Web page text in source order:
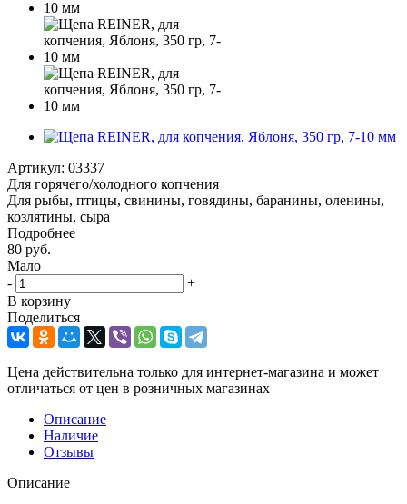
Артикул: 03337
Для горячего/холодного копчения
Для рыбы, птицы, свинины, говядины, баранины, оленины,
козлятины, сыра
Подробнее
80 руб.
Мало
-
+
В корзину
Поделиться
Цена действительна только для интернет-магазина и может
отличаться от цен в розничных магазинах
Описание
Наличие
Отзывы
Описание